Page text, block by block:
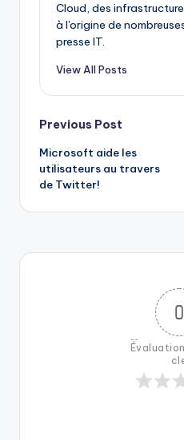
Cloud, des
à l'origine de
presse IT.
View All Posts
Post
navigation
Previous Post
Microsoft aide les
utilisateurs au travers
de Twitter!
0